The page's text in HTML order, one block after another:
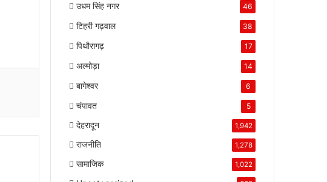
उधम सिंह नगर 46
टिहरी गढ़वाल 38
पिथौरागढ़ 17
अल्मोड़ा 14
बागेश्वर 6
चंपावत 5
देहरादून 1,942
राजनीति 1,278
सामाजिक 1,022